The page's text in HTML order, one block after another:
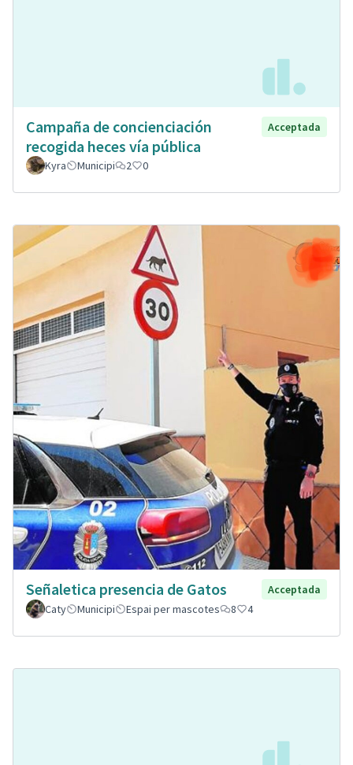
Campaña de concienciación
recogida heces vía pública
Acceptada
Kyra Municipi 2 0
Señaletica presencia de Gatos
Acceptada
Caty
Municipi Espai per mascotes 8 4